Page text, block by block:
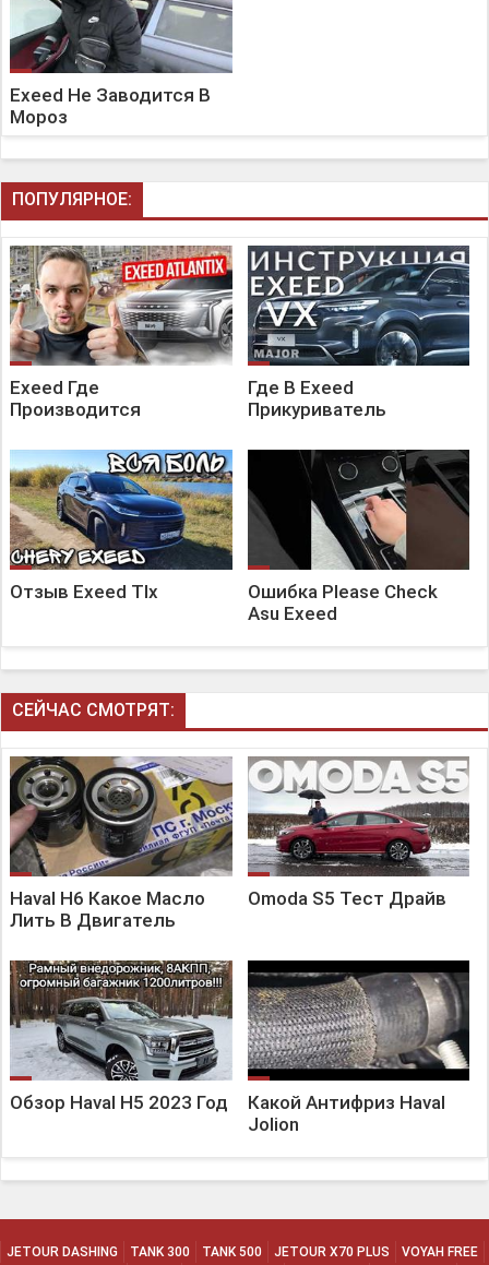
Exeed Не Заводится В
Мороз
ПОПУЛЯРНОЕ:
Exeed Где
Производится
Где В Exeed
Прикуриватель
Отзыв Exeed Tlx
Ошибка Please Check
Asu Exeed
СЕЙЧАС СМОТРЯТ:
Haval H6 Какое Масло
Лить В Двигатель
Omoda S5 Тест Драйв
Обзор Haval H5 2023 Год
Какой Антифриз Haval
Jolion
JETOUR DASHING TANK 300 TANK 500 JETOUR X70 PLUS VOYAH FREE